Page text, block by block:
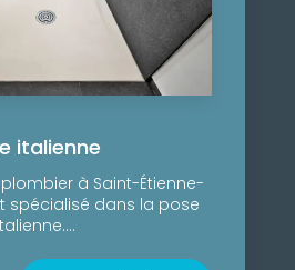
italienne
plombier à Saint-Étienne-
spécialisé dans la pose